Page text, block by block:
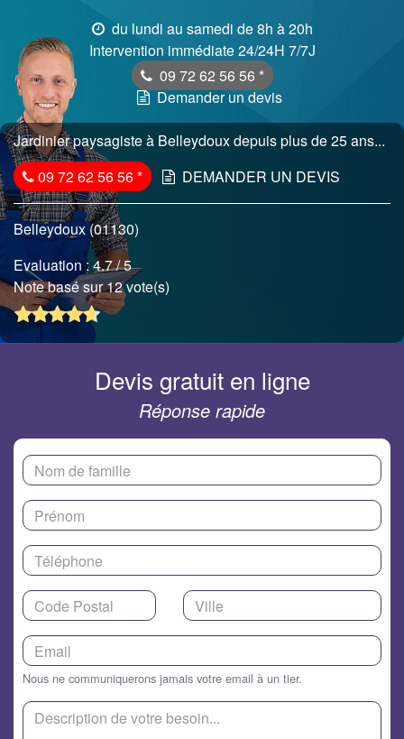
du lundi au samedi de 8h à 20h
Intervention immédiate 24/24H 7/7J
09 72 62 56 56 *
Demander un devis
Jardinier paysagiste à Belleydoux depuis plus de 25 ans...
09 72 62 56 56* DEMANDER UN DEVIS
Belleydoux (01130)
Evaluation :4.7/ 5
Note basé sur 12 vote(s)
Devis gratuit en ligne
Réponse rapide
Nous ne communiquerons jamais votre email à un tier.